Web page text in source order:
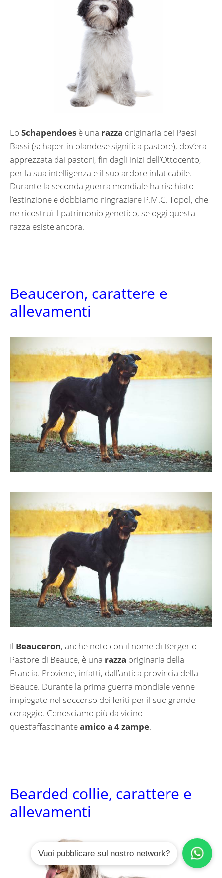
Lo Schapendoes è una razza originaria dei Paesi
Bassi (schaper in olandese significa pastore), dov’era
apprezzata dai pastori, fin dagli inizi dell’Ottocento,
per la sua intelligenza e il suo ardore infaticabile.
Durante la seconda guerra mondiale ha rischiato
l’estinzione e dobbiamo ringraziare P.M.C. Topol, che
ne ricostruì il patrimonio genetico, se oggi questa
razza esiste ancora.
Beauceron, carattere e
allevamenti
Il Beauceron, anche noto con il nome di Berger o
Pastore di Beauce, è una razza originaria della
Francia. Proviene, infatti, dall’antica provincia della
Beauce. Durante la prima guerra mondiale venne
impiegato nel soccorso dei feriti per il suo grande
coraggio. Conosciamo più da vicino
quest’affascinanteamico a 4 zampe.
Bearded collie, carattere e
allevamenti
Vuoi pubblicare sul nostro network?